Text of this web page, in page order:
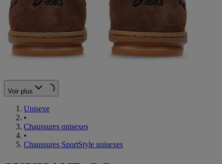
Voir plus
Unisexe
•
Chaussures unisexes
•
Chaussures SportStyle unisexes